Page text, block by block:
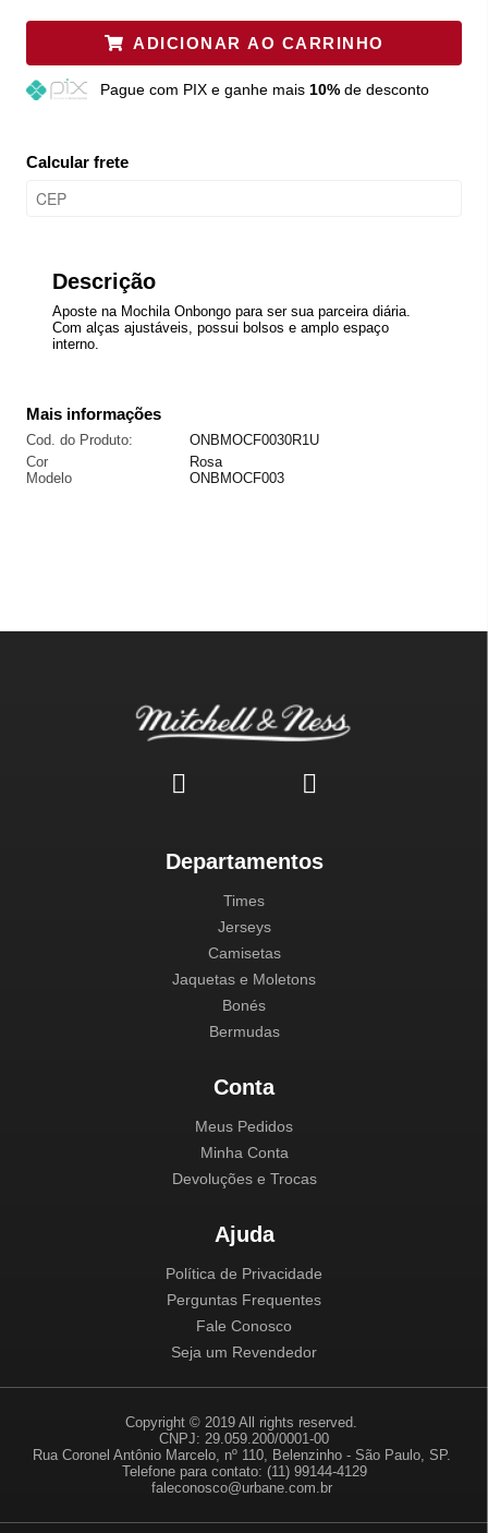
ADICIONAR AO CARRINHO
Pague com PIX e ganhe mais 10%de desconto
Calcular frete
Descrição
Aposte na Mochila Onbongo para ser sua parceira diária.
Com alças ajustáveis, possui bolsos e amplo espaço
interno.
Mais informações
Cod. do Produto:
ONBMOCF0030R1U
Cor
Rosa
Modelo
ONBMOCF003
Departamentos
Times
Jerseys
Camisetas
Jaquetas e Moletons
Bonés
Bermudas
Conta
Meus Pedidos
Minha Conta
Devoluções e Trocas
Ajuda
Política de Privacidade
Perguntas Frequentes
Fale Conosco
Seja um Revendedor
Copyright © 2019 All rights reserved.
CNPJ: 29.059.200/0001-00
Rua Coronel Antônio Marcelo, nº 110, Belenzinho - São Paulo, SP.
Telefone para contato: (11) 99144-4129
faleconosco@urbane.com.br